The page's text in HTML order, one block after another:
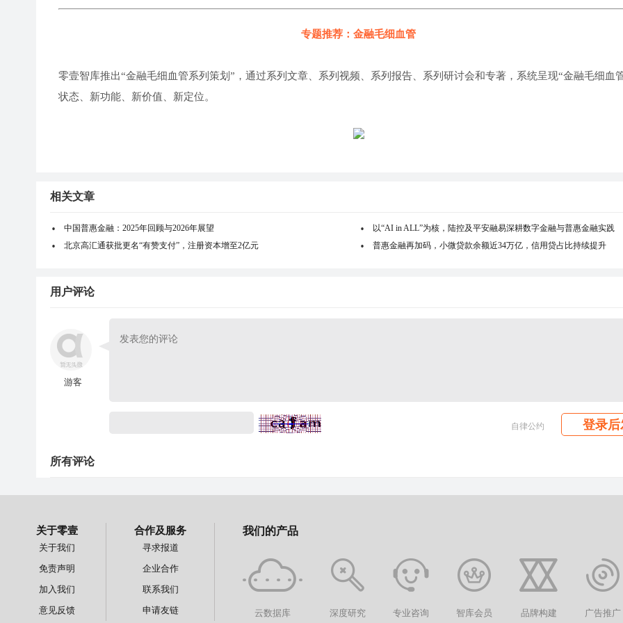
专题推荐：金融毛细血管
零壹智库推出“金融毛细血管系列策划”，通过系列文章、系列视频、系列报告、系列研讨会和专著，系统呈现“金融毛细血
状态、新功能、新价值、新定位。
相关文章
中国普惠金融：2025年回顾与2026年展望
以“AI in ALL”为核，陆控及平安融易深耕数字金融与普惠金融实践
北京高汇通获批更名“有赞支付”，注册资本增至2亿元
普惠金融再加码，小微贷款余额近34万亿，信用贷占比持续提升
用户评论
游客
自律公约 登录后
所有评论
关于零壹
关于我们
免责声明
加入我们
意见反馈
合作及服务
寻求报道
企业合作
联系我们
申请友链
我们的产品
云数据库 深度研究 专业咨询 智库会员 品牌构建 广告推广